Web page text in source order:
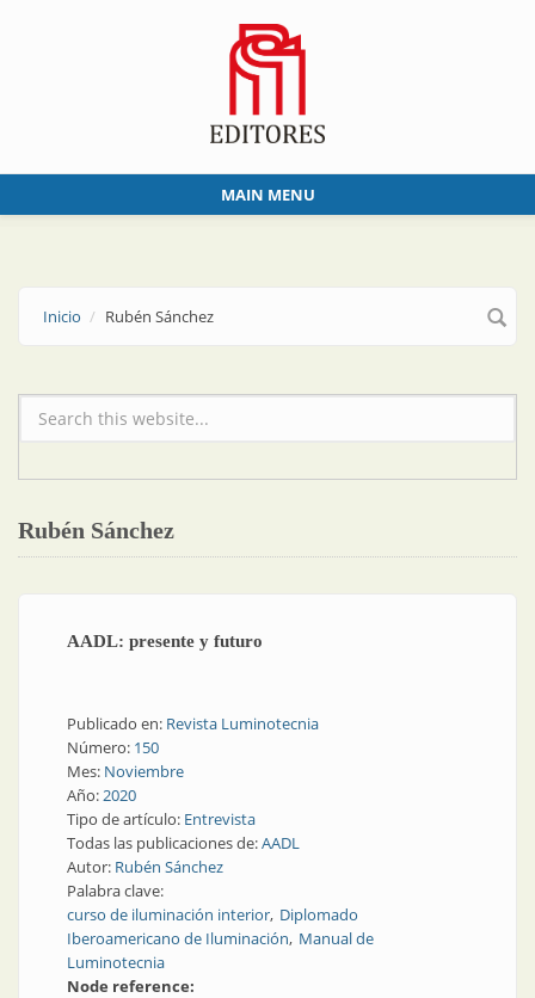
MAIN MENU
Inicio Rubén Sánchez
Formulario de búsqueda
Rubén Sánchez
AADL: presente y futuro
Publicado en: Revista Luminotecnia
Número: 150
Mes: Noviembre
Año:2020
Tipo de artículo: Entrevista
Todas las publicaciones de:AADL
Autor: Rubén Sánchez
Palabra clave:
curso de iluminación interior Diplomado
Iberoamericano de Iluminación Manual de
Luminotecnia
Node reference: